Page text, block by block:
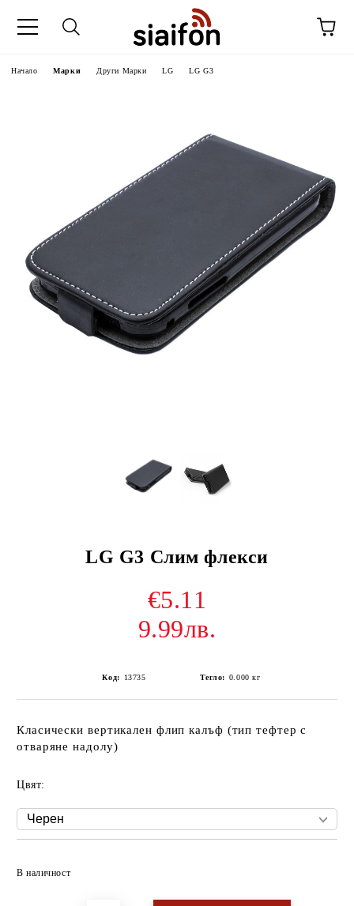
Начало Марки Други Марки LG LG G3
LG G3 Слим флекси
€5.11
9.99лв.
Код: 13735 Тегло: 0.000 кг
Класически вертикален флип калъф (тип тефтер с
отваряне надолу)
Цвят:
В наличност